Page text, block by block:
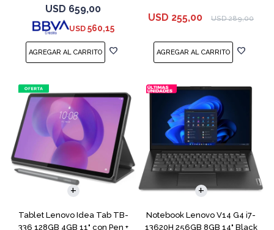
256GB 8GB
USD 659,00
USD 560,15
USD 255,00 USD 289,00
Tablet Lenovo Idea Tab TB-
336 128GB 4GB 11" con Pen +
Notebook Lenovo V14 G4 i7-
13620H 256GB 8GB 14" Black
COMPARAR